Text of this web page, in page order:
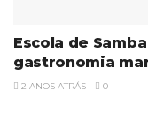
Escola de
gastronomia
2 ANOS ATRÁS 0